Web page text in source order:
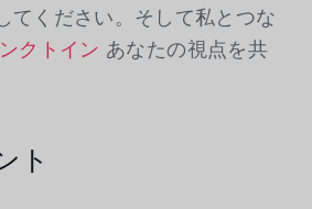
てください。そして私とつな
クトイン あなたの視点を共
ト